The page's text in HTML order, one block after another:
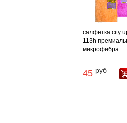
салфетка city
113h
микрофибра ...
45 руб